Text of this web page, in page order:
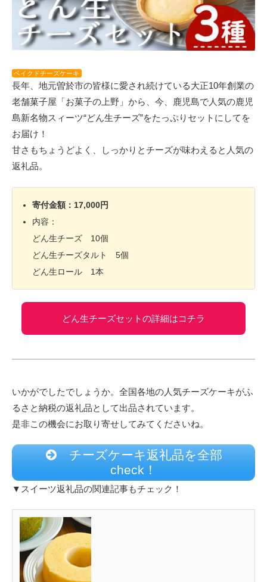
ベイクドチーズケーキ
長年、地元曽於市の皆様に愛され続けている大正10年創業の
老舗菓子屋「お菓子の上野」から、今、鹿児島で人気の鹿児
島新名物スィーツ“どん生チーズ”をたっぷりセットにしてを
お届け！
甘さもちょうどよく、しっかりとチーズが味わえると人気の
返礼品。
寄付金額：17,000円
内容：
どん生チーズ 10個
どん生チーズタルト 5個
どん生ロール 1本
どん生チーズセットの詳細はコチラ
いかがでしたでしょうか。全国各地の人気チーズケーキがふ
るさと納税の返礼品として出品されています。
是非この機会にお取り寄せしてみてくださいね。
チーズケーキ返礼品を全部
check！
▼スイーツ返礼品の関連記事もチェック！